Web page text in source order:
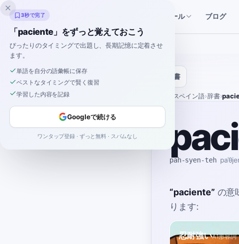
Inklingo スペイン語ツール ブログ
辞書
スペイン語›辞書›
pah-syen-teh
“paciente” の意
ります:
忍耐強いA1形容詞
3秒で完了
「paciente」をずっと覚えておこう
ぴったりのタイミングで出題し、長期記憶に定着させ
ます。
単語を自分の語彙帳に保存
ベストなタイミングで賢く復習
学習した内容を記録
Googleで続ける
ワンタップ登録 · ずっと無料 · スパムなし